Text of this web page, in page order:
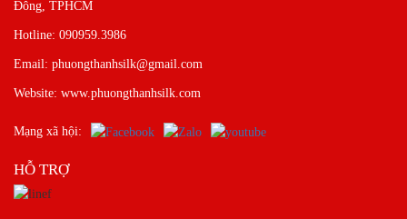
Đông, TPHCM
Hotline: 090959.3986
Email: phuongthanhsilk@gmail.com
Website: www.phuongthanhsilk.com
Mạng xã hội:
HỖ TRỢ